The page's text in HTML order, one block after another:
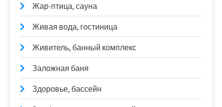
Жар-птица, сауна
Живая вода, гостиница
Живитель, банный комплекс
Заложная баня
Здоровье, бассейн